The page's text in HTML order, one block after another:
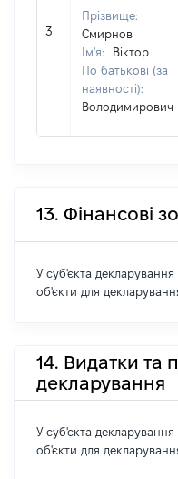
3
Прізвище:
Смирнов
Ім'я:
Віктор
По батькові (за
наявності):
Володимирович
13. Фінансові
У суб'єкта декларування
об'єкти для
14. Видатки та
декларування
У суб'єкта декларування
об'єкти для